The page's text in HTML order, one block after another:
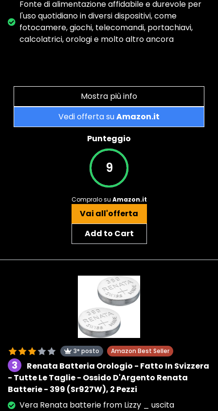
Fonte di alimentazione affidabile e durevole per
l'uso quotidiano in diversi dispositivi, come
fotocamere, giochi, telecomandi, portachiavi,
calcolatrici, orologi e molto altro ancora
Mostra più info
Vedi offerta suAmazon.it
Punteggio
9
Compralo su Amazon.it
Vai all'offerta
Add to Cart
3° posto Amazon Best Seller
3
Renata Batteria Orologio - Fatto In Svizzera
- Tutte Le Taglie - Ossido D'Argento Renata
Batterie - 399 (Sr927W), 2 Pezzi
Vera Renata batterie from Lizzy _ uscita